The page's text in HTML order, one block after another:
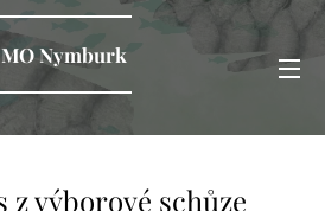
MO Nymburk
z výborové schůze